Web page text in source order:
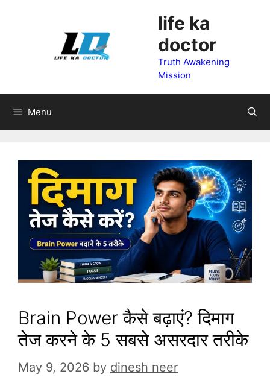
life ka
doctor
Truth Awakening
Mission
Menu
Brain Power कैसे बढ़ाएं? दिमाग
तेज करने के 5 सबसे असरदार तरीके
May 9, 2026 by dinesh neer